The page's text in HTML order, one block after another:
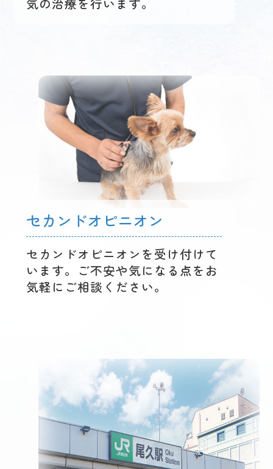
セカンドオピニオン
セカンドオピニオンを受け付けて
います。ご不安や気になる点をお
気軽にご相談ください。